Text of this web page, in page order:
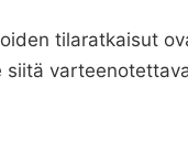
tilaratkaisut
siitä